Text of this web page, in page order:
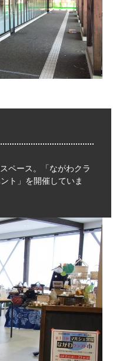
ペース。「ながわクラ
ト」を開催していま